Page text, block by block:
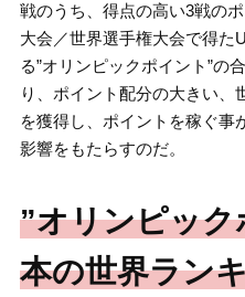
戦のうち、得点の高い3戦の
大会／世界選手権大会で得た
る”オリンピックポイント”の
り、ポイント配分の大きい、
を獲得し、ポイントを稼ぐ事
影響をもたらすのだ。
”オリンピッ
本の世界ラン